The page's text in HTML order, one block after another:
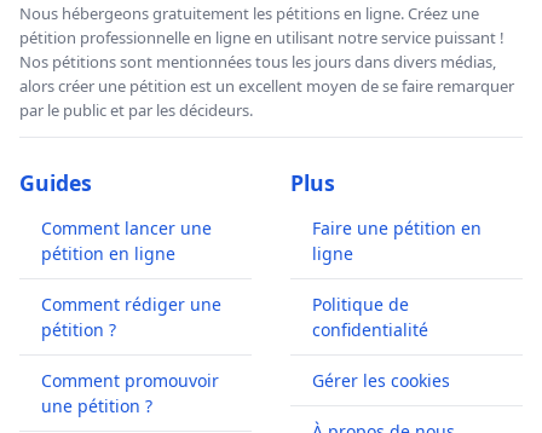
Nous hébergeons gratuitement les pétitions en ligne. Créez une
pétition professionnelle en ligne en utilisant notre service puissant !
Nos pétitions sont mentionnées tous les jours dans divers médias,
alors créer une pétition est un excellent moyen de se faire remarquer
par le public et par les décideurs.
Guides
Comment lancer une
pétition en ligne
Comment rédiger une
pétition ?
Comment promouvoir
une pétition ?
Plus
Faire une pétition en
ligne
Politique de
confidentialité
Gérer les cookies